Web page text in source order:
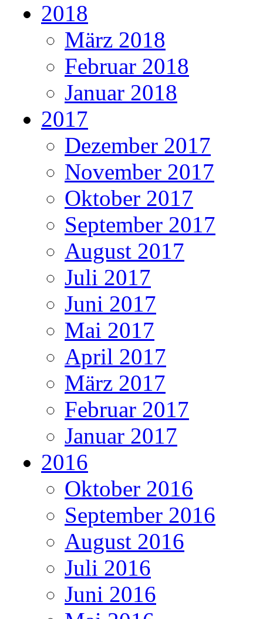
2018
März 2018
Februar 2018
Januar 2018
2017
Dezember 2017
November 2017
Oktober 2017
September 2017
August 2017
Juli 2017
Juni 2017
Mai 2017
April 2017
März 2017
Februar 2017
Januar 2017
2016
Oktober 2016
September 2016
August 2016
Juli 2016
Juni 2016